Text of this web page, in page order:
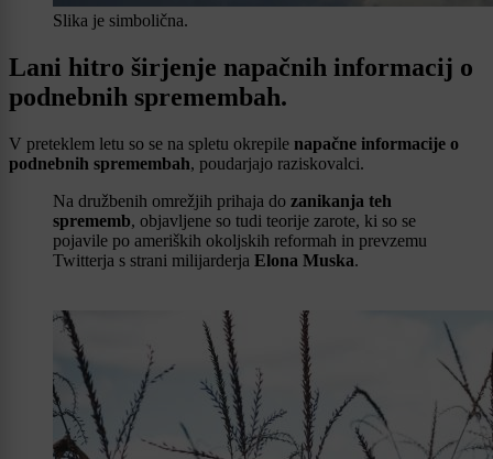
Slika je simbolična.
Lani hitro širjenje napačnih informacij o
podnebnih spremembah.
V preteklem letu so se na spletu okrepile napačne informacije o
podnebnih spremembah, poudarjajo raziskovalci.
Na družbenih omrežjih prihaja do zanikanja teh
sprememb, objavljene so tudi teorije zarote, ki so se
pojavile po ameriških okoljskih reformah in prevzemu
Twitterja s strani milijarderja Elona Muska.